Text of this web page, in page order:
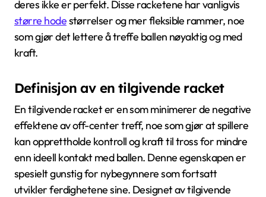
deres ikke er perfekt. Disse racketene har vanligvis
større hodestørrelser og mer fleksible rammer, noe
som gjør det lettere å treffe ballen nøyaktig og med
kraft.
Definisjon av en tilgivende racket
En tilgivende racket er en som minimerer de negative
effektene av off-center treff, noe som gjør at spillere
kan opprettholde kontroll og kraft til tross for mindre
enn ideell kontakt med ballen. Denne egenskapen er
spesielt gunstig for nybegynnere som fortsatt
utvikler ferdighetene sine. Designet av tilgivende